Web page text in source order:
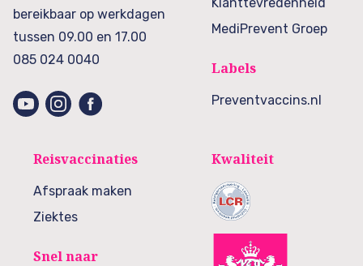
bereikbaar op werkdagen
tussen 09.00 en 17.00
085 024 0040
Klanttevredenheid
MediPrevent Groep
Labels
Preventvaccins.nl
Reisvaccinaties
Afspraak maken
Ziektes
Snel naar
Kwaliteit